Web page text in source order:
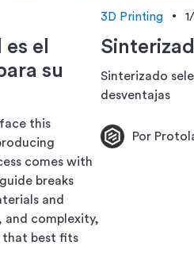
el
su
this
comes with
breaks
and
and complexity,
that best fits
3D Printing
Sinterizado
desventajas
Por